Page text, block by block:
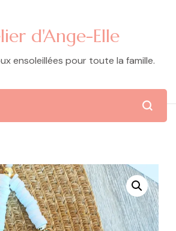
d'Ange-Elle
ensoleillées pour toute la famille.